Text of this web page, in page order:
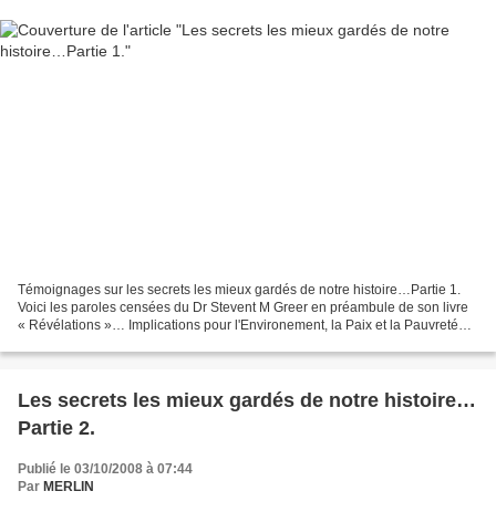
Témoignages sur les secrets les mieux gardés de notre histoire…Partie 1.
Voici les paroles censées du Dr Stevent M Greer en préambule de son livre
« Révélations »… Implications pour l'Environement, la Paix et la Pauvreté
Les secrets les mieux gardés de notre histoire…
Partie 2.
Publié le 03/10/2008 à 07:44
Par MERLIN